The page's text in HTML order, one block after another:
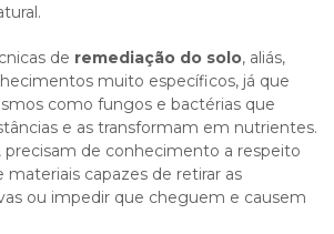
de remediação do solo, aliás,
muito específicos, já que
como fungos e bactérias que
e as transformam em nutrientes.
precisam de conhecimento a respeito
capazes de retirar as
ou impedir que cheguem e causem